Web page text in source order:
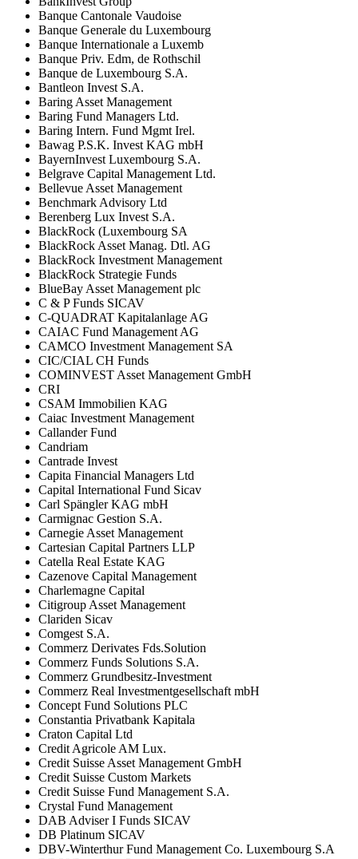
Banque Cantonale Vaudoise
Banque Generale du Luxembourg
Banque Internationale a Luxemb
Banque Priv. Edm, de Rothschil
Banque de Luxembourg S.A.
Bantleon Invest S.A.
Baring Asset Management
Baring Fund Managers Ltd.
Baring Intern. Fund Mgmt Irel.
Bawag P.S.K. Invest KAG mbH
BayernInvest Luxembourg S.A.
Belgrave Capital Management Ltd.
Bellevue Asset Management
Benchmark Advisory Ltd
Berenberg Lux Invest S.A.
BlackRock (Luxembourg SA
BlackRock Asset Manag. Dtl. AG
BlackRock Investment Management
BlackRock Strategie Funds
BlueBay Asset Management plc
C & P Funds SICAV
C-QUADRAT Kapitalanlage AG
CAIAC Fund Management AG
CAMCO Investment Management SA
CIC/CIAL CH Funds
COMINVEST Asset Management GmbH
CRI
CSAM Immobilien KAG
Caiac Investment Management
Callander Fund
Candriam
Cantrade Invest
Capita Financial Managers Ltd
Capital International Fund Sicav
Carl Spängler KAG mbH
Carmignac Gestion S.A.
Carnegie Asset Management
Cartesian Capital Partners LLP
Catella Real Estate KAG
Cazenove Capital Management
Charlemagne Capital
Citigroup Asset Management
Clariden Sicav
Comgest S.A.
Commerz Derivates Fds.Solution
Commerz Funds Solutions S.A.
Commerz Grundbesitz-Investment
Commerz Real Investmentgesellschaft mbH
Concept Fund Solutions PLC
Constantia Privatbank Kapitala
Craton Capital Ltd
Credit Agricole AM Lux.
Credit Suisse Asset Management GmbH
Credit Suisse Custom Markets
Credit Suisse Fund Management S.A.
Crystal Fund Management
DAB Adviser I Funds SICAV
DB Platinum SICAV
DBV-Winterthur Fund Management Co. Luxembourg S.A